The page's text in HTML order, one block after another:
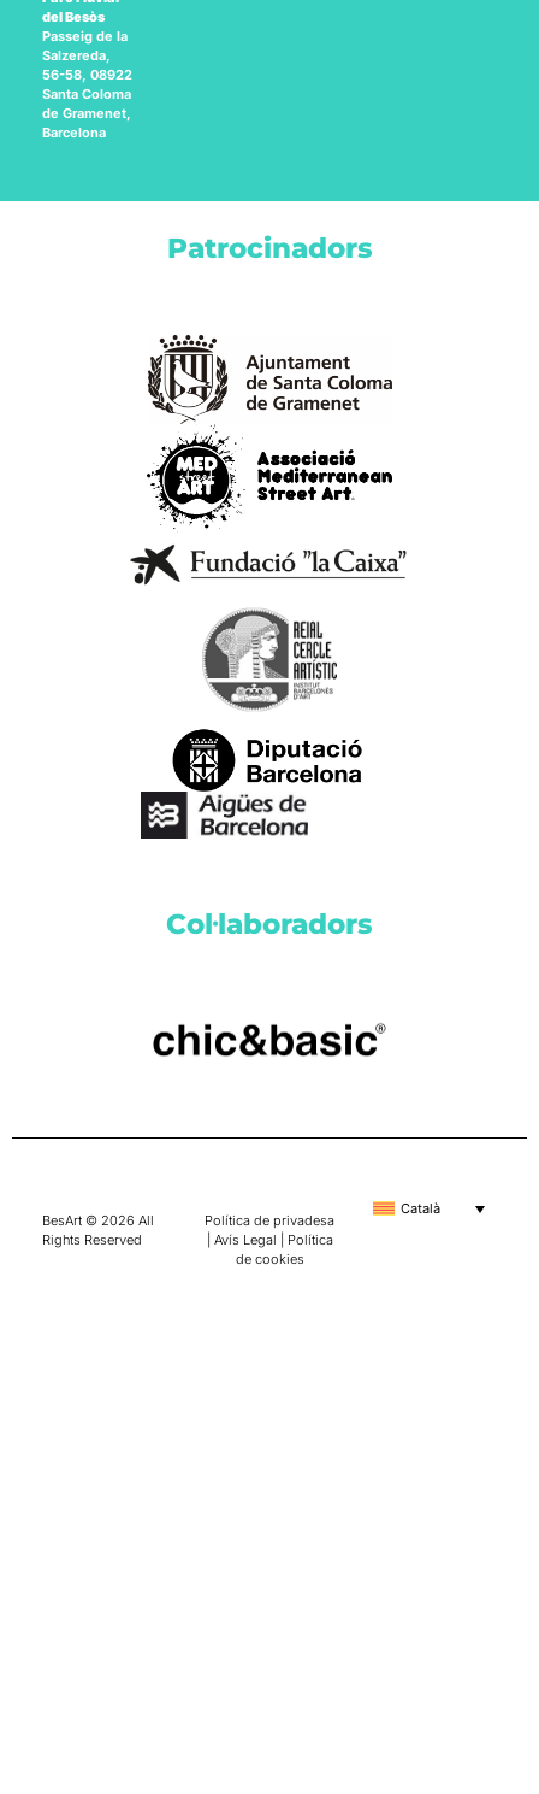
del Besòs
Passeig de la
Salzereda,
56-58, 08922
Santa Coloma
de Gramenet,
Barcelona
Patrocinadors
Col·laboradors
BesArt © 2026 All
Rights Reserved
Política de privadesa
Avís Legal
Política
de cookies
Català